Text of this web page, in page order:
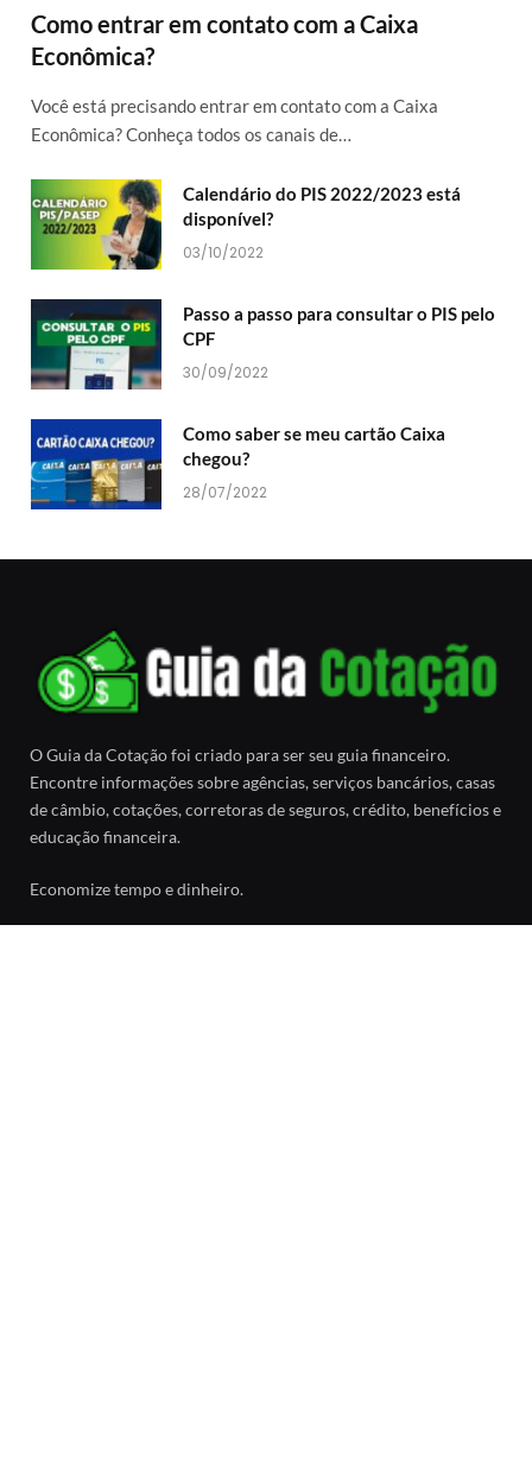
Como entrar em contato com a Caixa
Econômica?
Você está precisando entrar em contato com a Caixa
Econômica? Conheça todos os canais de…
Calendário do PIS 2022/2023 está
disponível?
03/10/2022
Passo a passo para consultar o PIS pelo
CPF
30/09/2022
Como saber se meu cartão Caixa
chegou?
28/07/2022
O Guia da Cotação foi criado para ser seu guia financeiro.
Encontre informações sobre agências, serviços bancários, casas
de câmbio, cotações, corretoras de seguros, crédito, benefícios e
educação financeira.
Economize tempo e dinheiro.